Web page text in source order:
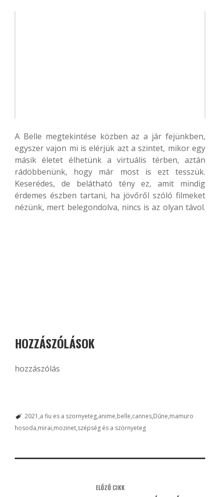
A Belle megtekintése közben az a jár fejünkben,
egyszer vajon mi is elérjük azt a szintet, mikor egy
másik életet élhetünk a virtuális térben, aztán
rádöbbenünk, hogy már most is ezt tesszük.
Keserédes, de belátható tény ez, amit mindig
érdemes észben tartani, ha jövőről szóló filmeket
nézünk, mert belegondolva, nincs is az olyan távol.
HOZZÁSZÓLÁSOK
hozzászólás
2021 a fiu es a szornyeteg anime belle cannes Dűne mamuro
hosoda mirai mozinet szépség és a szörnyeteg
ELŐZŐ CIKK